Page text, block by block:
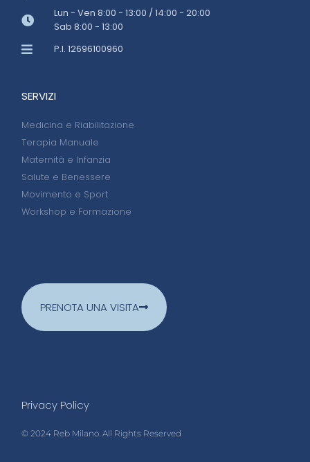
Lun - Ven 8:00 - 13:00 / 14:00 - 20:00
Sab 8:00 - 13:00
P.I. 12696100960
SERVIZI
Medicina e Riabilitazione
Terapia Manuale
Maternità e Infanzia
Salute e Benessere
Movimento e Sport
Workshop e Formazione
PRENOTA UNA VISITA
Privacy Policy
© 2024 Reb Milano. All Rights Reserved